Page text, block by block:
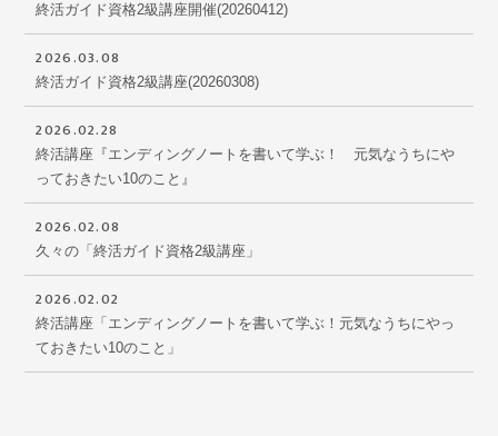
終活ガイド資格2級講座開催(20260412)
2026.03.08
終活ガイド資格2級講座(20260308)
2026.02.28
終活講座『エンディングノートを書いて学ぶ！ 元気なうちにや
っておきたい10のこと』
2026.02.08
久々の「終活ガイド資格2級講座」
2026.02.02
終活講座「エンディングノートを書いて学ぶ！元気なうちにやっ
ておきたい10のこと」